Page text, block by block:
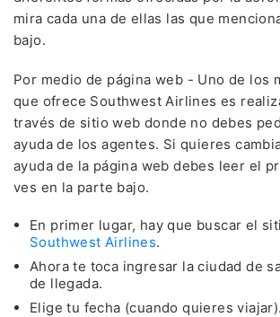
mira cada una de ellas las que
bajo.
Por medio de página web - Uno de los
que ofrece Southwest Airlines es
través de sitio web donde no debes
ayuda de los agentes. Si quieres
ayuda de la página web debes leer el
ves en la parte bajo.
En primer lugar, hay que buscar el
Southwest Airlines.
Ahora te toca ingresar la ciudad de
de llegada.
Elige tu fecha (cuando quieres viajar).